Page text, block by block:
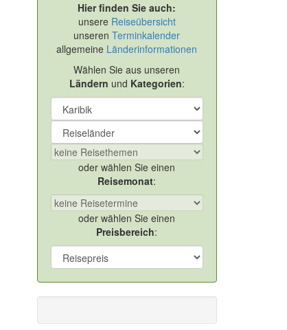
Hier finden Sie auch:
unsere Reiseübersicht
unserenTerminkalender
allgemeine Länderinformationen
Wählen Sie aus unseren
Ländern und Kategorien:
oder wählen Sie einen
Reisemonat:
oder wählen Sie einen
Preisbereich: